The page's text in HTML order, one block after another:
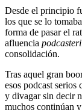
Desde el principio
los que se lo
forma de pasar el
afluencia
consolidación.
Tras aquel gran
esos podcast
y divagar sin decir
muchos continúan